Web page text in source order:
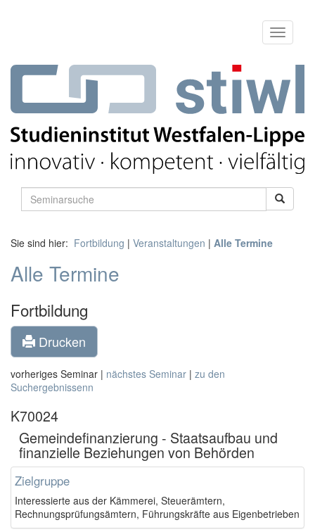
Sie sind hier: Fortbildung | Veranstaltungen | Alle Termine
Alle Termine
Fortbildung
Drucken
vorheriges Seminar | nächstes Seminar | zu den
Suchergebnissenn
K70024
Gemeindefinanzierung - Staatsaufbau und
finanzielle Beziehungen von Behörden
Zielgruppe
Interessierte aus der Kämmerei, Steuerämtern,
Rechnungsprüfungsämtern, Führungskräfte aus Eigenbetrieben